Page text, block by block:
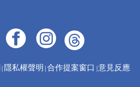
隱私權聲明 合作提案窗口 意見反應